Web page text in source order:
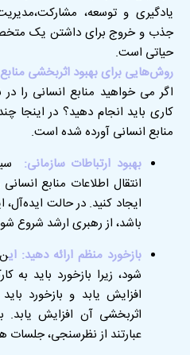
یادگیری و توسعه،
جذب و خروج برای داشتن یک
حیاتی است.
روش‌هایی برای بهبود اثربخشی
اگر می خواهید منابع انسانی را در
کاری باید انجام دهید؟ در اینجا
منابع انسانی آورده شده است.
بهبود ارتباطات سازمانی:
انتقال اطلاعات منابع
ایجاد کنید. در حالت ایده‌آل،
باشد، از رهبری ارشد شروع
بازخورد منظم ارائه دهید: ای
شود، زیرا بازخورد باید به
افزایش یابد و بازخورد
اثربخشی آن افزایش یابد.
عبارتند از نظرسنجی، جلسات